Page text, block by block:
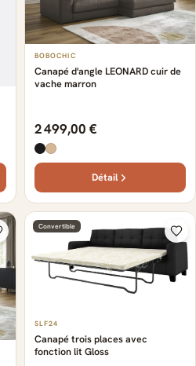
BOBOCHIC
Canapé d'angle LEONARD cuir de
vache marron
2 499,00 €
Détail
Convertible
SLF24
Canapé trois places avec
fonction lit Gloss